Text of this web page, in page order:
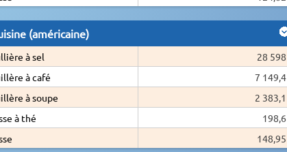
(américaine)
à sel
28 598
à café
7 149,4
à soupe
2 383,1
à thé
198,6
148,95